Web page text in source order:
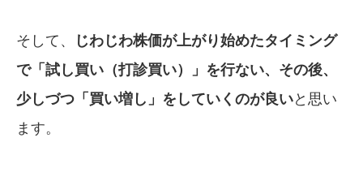
そして、
じわじわ株価が上がり始めたタイミング
で「試し買い（打診買い）」を行ない、その後、
少しづつ「買い増し」をしていくのが良いと思い
ます。